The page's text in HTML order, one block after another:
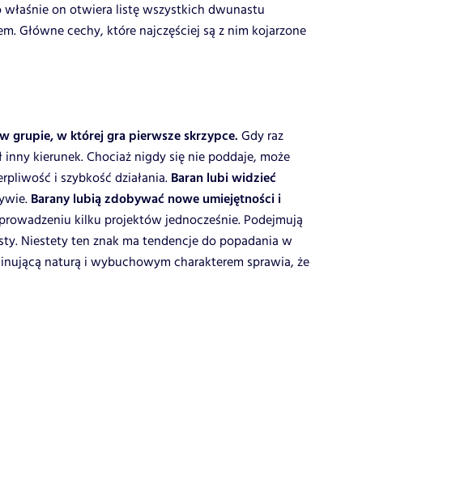
właśnie on otwiera listę wszystkich dwunastu
Główne cechy, które najczęściej są z nim kojarzone
grupie, w której gra pierwsze skrzypce. Gdy raz
kierunek. Chociaż nigdy się nie poddaje, może
i szybkość działania. Baran lubi widzieć
Barany lubią zdobywać nowe umiejętności i
kilku projektów jednocześnie. Podejmują
Niestety ten znak ma tendencje do popadania w
naturą i wybuchowym charakterem sprawia, że